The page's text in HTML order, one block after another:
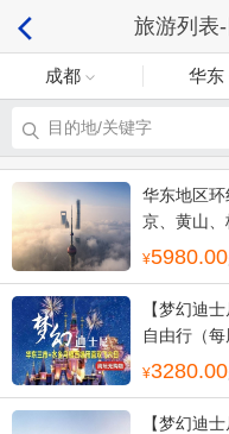
旅游列表
成都 华东
目的地/关键字
华东地区
京、黄山、
5980.00
【梦幻迪
自由行（每
3280.00
【梦幻迪